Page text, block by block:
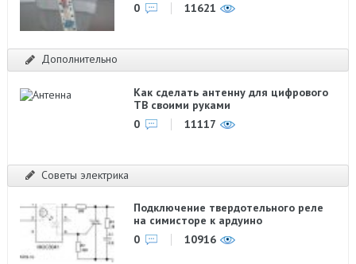
0
11621
Дополнительно
Как сделать антенну для цифрового
ТВ своими руками
0
11117
Советы электрика
Подключение твердотельного реле
на симисторе к ардуино
0
10916